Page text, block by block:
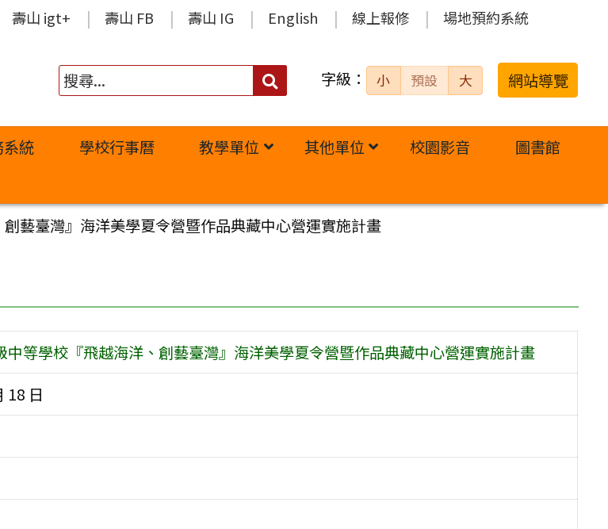
壽山 igt+ 壽山 FB 壽山 IG English 線上報修 場地預約系統
搜
字級： 小 預設 大 網站導覽
統 學校行事曆 教學單位 其他單位 校園影音
圖書館
藝臺灣』海洋美學夏令營暨作品典藏中心營運實施計畫
中等學校『飛越海洋、創藝臺灣』海洋美學夏令營暨作品典藏中心營運實施計畫
18 日